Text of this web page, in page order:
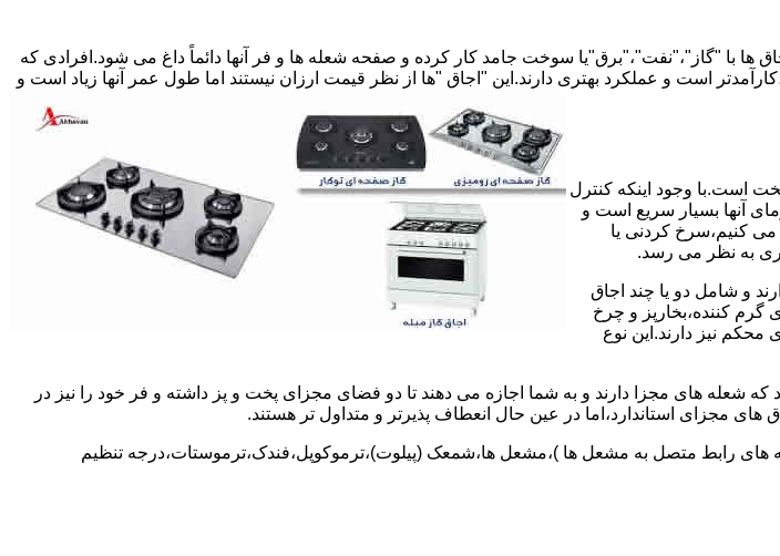
با "گاز"،"نفت"،"برق"یا سوخت جامد کار کرده و صفحه شعله ها و فر آنها دائماً داغ می شود.افرادی که
است و عملکرد بهتری دارند.این "اجاق "ها از نظر قیمت ارزان نیستند اما طول عمر آنها زیاد است و
است.با وجود اینکه کنترل
آنها بسیار سریع است و
می کنیم،سرخ کردنی یا
به نظر می رسد.
و شامل دو یا چند اجاق
کننده،بخارپز و چرخ
نیز دارند.این نوع
شعله های مجزا دارند و به شما اجازه می دهند تا دو فضای مجزای پخت و پز داشته و فر خود را نیز در
مجزای استاندارد،اما در عین حال انعطاف پذیرتر و متداول تر هستند.
های رابط متصل به مشعل ها )،مشعل ها،شمعک (پیلوت)،ترموکوپل،فندک،ترموستات،درجه تنظیم